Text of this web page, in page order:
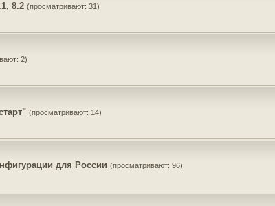
8.2 (просматривают: 31)
2)
(просматривают: 14)
для России (просматривают: 96)